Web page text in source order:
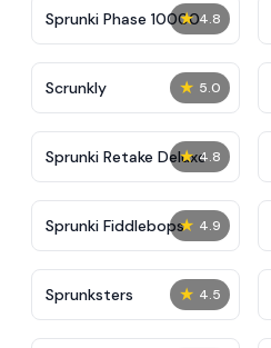
★ 4.8
Sprunki Phase 10000
★ 5.0
Scrunkly
★ 4.8
Sprunki Retake Deluxe
★ 4.9
Sprunki Fiddlebops
★ 4.5
Sprunksters